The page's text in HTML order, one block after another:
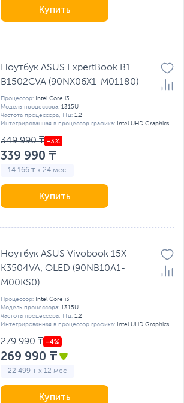
Купить
Ноутбук ASUS ExpertBook B1
B1502CVA (90NX06X1-M01180)
Процессор: Intel Core i3
Модель процессора: 1315U
Частота процессора, ГГц: 1.2
Интегрированная в процессор графика: Intel UHD Graphics
349 990 ₸
339 990 ₸
14 166 ₸ x 24 мес
Купить
Ноутбук ASUS Vivobook 15X
K3504VA, OLED (90NB10A1-
M00KS0)
Процессор: Intel Core i3
Модель процессора: 1315U
Частота процессора, ГГц: 1.2
Интегрированная в процессор графика: Intel UHD Graphics
279 990 ₸
269 990 ₸
22 499 ₸ x 12 мес
Купить